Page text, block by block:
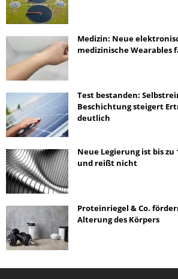
Medizin: Neue
medizinische Wearables
Test bestanden:
Beschichtung steigert
deutlich
Neue Legierung ist bis zu
und reißt nicht
Proteinriegel & Co.
Alterung des Körpers